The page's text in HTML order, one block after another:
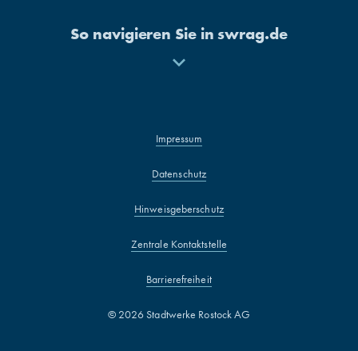
So navigieren Sie in swrag.de
Mehr
Impressum
Datenschutz
Hinweisgeberschutz
Zentrale Kontaktstelle
Barrierefreiheit
© 2026 Stadtwerke Rostock AG